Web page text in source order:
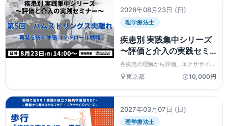
2026年08月23日 (日)
理学療法士
疾患別 実践集中シリーズ
〜評価と介入の実践セミ
ナー〜 ハムストリング
ス肉離れ ― 再発を防ぐ伸
各疾患の理解から評価、エクササイズ
介入までを実践的に学ぶシリーズ。事
前予習動画と対面実技を組み合わせ、
れを習得します。
東京都 10,000円
2027年03月07日 (日)
理学療法士